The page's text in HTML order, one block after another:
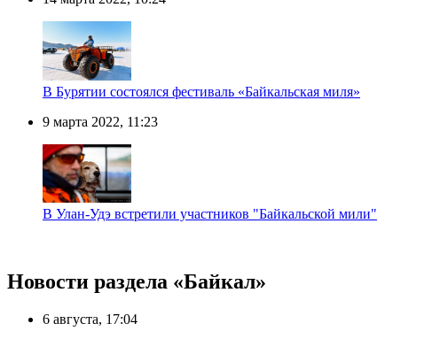
В Бурятии состоялся фестиваль «Байкальская миля»
9 марта 2022, 11:23
В Улан-Удэ встретили участников "Байкальской мили"
Новости раздела «Байкал»
6 августа, 17:04